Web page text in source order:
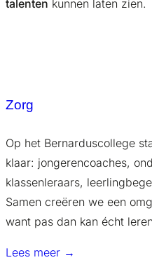
talenten kunnen laten zien.
Zorg
Op het Bernarduscollege
klaar: jongerencoaches,
klassenleraars,
Samen creëren we een
want pas dan kan écht
Lees meer →